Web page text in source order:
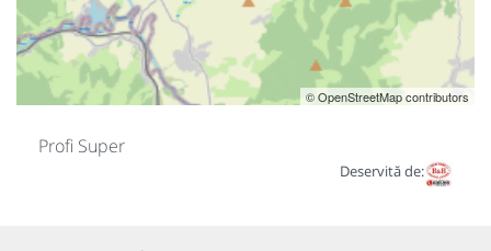
© OpenStreetMap contributors
Profi Super
Deservită de: